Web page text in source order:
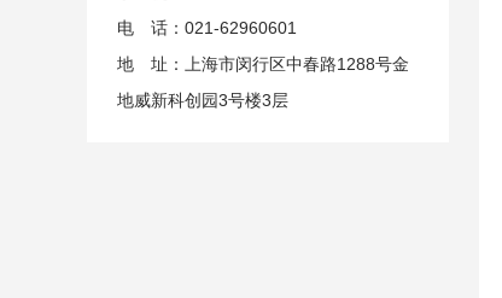
电 话：021-62960601
地 址：上海市闵行区中春路1288号金
地威新科创园3号楼3层